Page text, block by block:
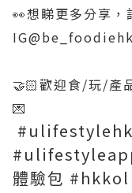
👀想睇更多分享
🤝🏻歡迎食/玩/
💌
體驗包